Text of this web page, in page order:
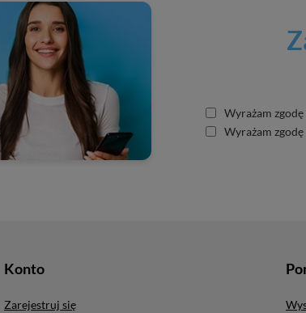
Wyrażam
Wyrażam
Konto
Zarejestruj się